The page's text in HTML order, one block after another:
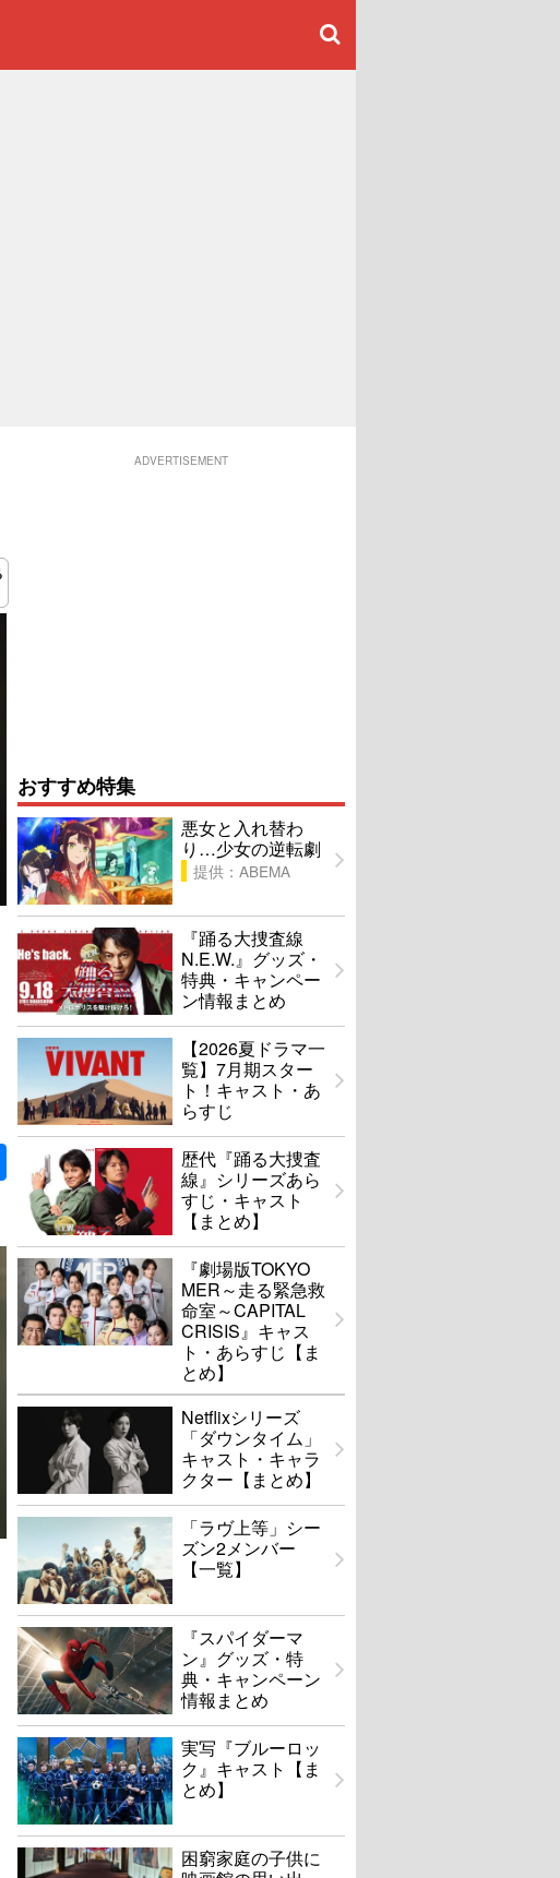
ADVERTISEMENT
おすすめ特集
悪女と入れ替わ
り…少女の逆転劇
提供：ABEMA
『踊る大捜査線
N.E.W.』グッズ・
特典・キャンペー
ン情報まとめ
【2026夏ドラマ一
覧】7月期スター
ト！キャスト・あ
らすじ
歴代『踊る大捜査
線』シリーズあら
すじ・キャスト
【まとめ】
『劇場版TOKYO
MER～走る緊急救
命室～CAPITAL
CRISIS』キャス
ト・あらすじ【ま
とめ】
Netflixシリーズ
「ダウンタイム」
キャスト・キャラ
クター【まとめ】
「ラヴ上等」シー
ズン2メンバー
【一覧】
『スパイダーマ
ン』グッズ・特
典・キャンペーン
情報まとめ
実写『ブルーロッ
ク』キャスト【ま
とめ】
困窮家庭の子供に